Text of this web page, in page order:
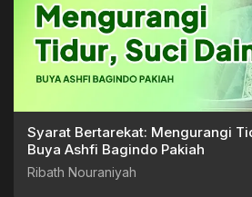
Syarat Bertarekat: Mengurangi
Buya Ashfi Bagindo Pakiah
Ribath Nouraniyah